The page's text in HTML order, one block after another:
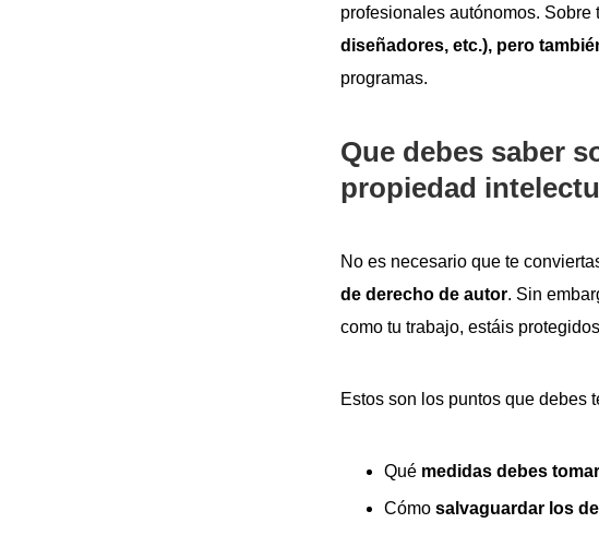
profesionales autónomos. Sobre
diseñadores, etc.), pero
programas.
Que debes saber
propiedad
No es necesario que te
de derecho de autor. Sin
como tu trabajo, estáis
Estos son los puntos que debes
Qué medidas debes
Cómo salvaguardar los